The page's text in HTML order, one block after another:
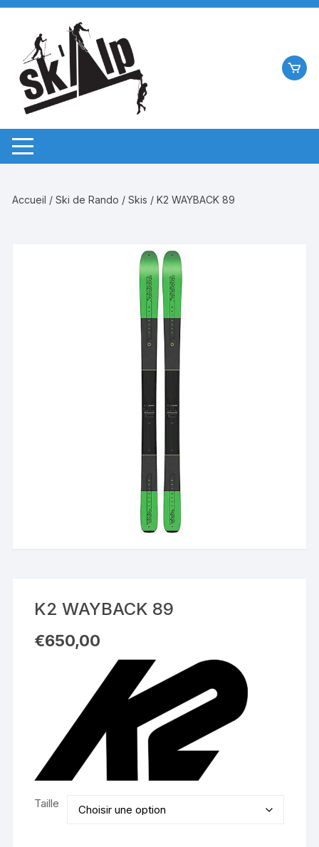
Aller
contenu
Accueil /Ski de Rando /Skis / K2 WAYBACK 89
K2 WAYBACK 89
€650,00
Taille